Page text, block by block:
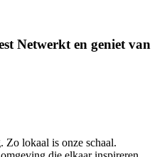
Netwerkt en geniet van
Zo lokaal is onze schaal.